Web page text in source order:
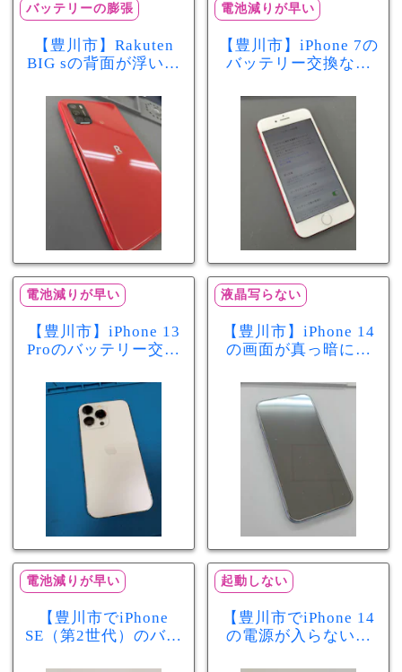
バッテリーの膨張
【豊川市】Rakuten
BIG sの背面が浮いて
リー膨張のサインか
もしれません！バッ
テリー交換修理事例
電池減りが早い
【豊川市】iPhone 7の
バッテリー交換なら
最大容量70％で電池
の減りが早い症状も
当日60分で改善
電池減りが早い
【豊川市】iPhone 13
Proのバッテリー交換
が早い症状も当日90
分で改善
液晶写らない
【豊川市】iPhone 14
の画面が真っ暗に…
修理！データそのま
まで復旧しました
電池減りが早い
【豊川市でiPhone
SE（第2世代）のバッ
起動しない
【豊川市でiPhone 14
の電源が入らない修